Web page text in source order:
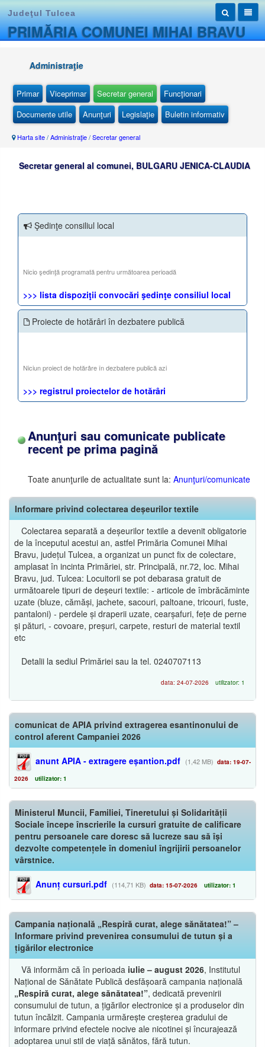
Judeţul Tulcea
PRIMĂRIA COMUNEI MIHAI BRAVU
Administraţie
Primar Viceprimar Secretar general
Funcţionari
Documente utile
Anunţuri Legislaţie Buletin informativ
Harta site/Administraţie/Secretar general
Secretar general al comunei, BULGARU JENICA-CLAUDIA
Şedinţe consiliul local
Nicio şedinţă programată pentru următoarea perioadă
>>> lista dispoziţii convocări şedinţe consiliul local
Proiecte de hotărâri în dezbatere publică
Niciun proiect de hotărâre în dezbatere publică azi
>>> registrul proiectelor de hotărâri
Anunţuri sau comunicate publicate
recent pe prima pagină
Toate anunţurile de actualitate sunt la: Anunţuri/comunicate
Informare privind colectarea deșeurilor textile
Colectarea separată a deșeurilor textile a devenit obligatorie
de la începutul acestui an, astfel Primăria Comunei Mihai
Bravu, județul Tulcea, a organizat un punct fix de colectare,
amplasat în incinta Primăriei, str. Principală, nr.72, loc. Mihai
Bravu, jud. Tulcea: Locuitorii se pot debarasa gratuit de
următoarele tipuri de deșeuri textile: - articole de îmbrăcăminte
uzate (bluze, cămăși, jachete, sacouri, paltoane, tricouri, fuste,
pantaloni) - perdele și draperii uzate, cearșafuri, fețe de perne
și pături, - covoare, preșuri, carpete, resturi de material textil
etc
Detalii la sediul Primăriei sau la tel. 0240707113
data: 24-07-2026 utilizator: 1
comunicat de APIA privind extragerea esantinonului de
control aferent Campaniei 2026
anunt APIA - extragere eșantion.pdf (1,42 MB) data: 19-07-
2026 utilizator: 1
Ministerul Muncii, Familiei, Tineretului și Solidarității
Sociale începe înscrierile la cursuri gratuite de calificare
pentru persoanele care doresc să lucreze sau să își
dezvolte competențele în domeniul îngrijirii persoanelor
vârstnice.
Anunț cursuri.pdf (114,71 KB) data: 15-07-2026 utilizator: 1
Campania națională „Respiră curat, alege sănătatea!” –
Informare privind prevenirea consumului de tutun și a
țigărilor electronice
Vă informăm că în perioada iulie – august 2026, Institutul
Național de Sănătate Publică desfășoară campania națională
„Respiră curat, alege sănătatea!”, dedicată prevenirii
consumului de tutun, a țigărilor electronice și a produselor din
tutun încălzit. Campania urmărește creșterea gradului de
informare privind efectele nocive ale nicotinei și încurajează
adoptarea unui stil de viață sănătos, fără tutun.